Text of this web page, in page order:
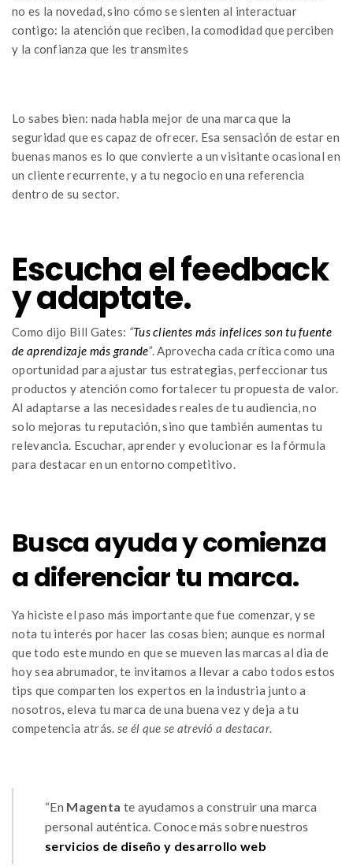
no es la novedad, sino cómo se sienten al interactuar
contigo: la atención que reciben, la comodidad que perciben
y la confianza que les transmites
Lo sabes bien: nada habla mejor de una marca que la
seguridad que es capaz de ofrecer. Esa sensación de estar en
buenas manos es lo que convierte a un visitante ocasional en
un cliente recurrente, y a tu negocio en una referencia
dentro de su sector.
Escucha el feedback
y adaptate.
Como dijo Bill Gates: “Tus clientes más infelices son tu fuente
de aprendizaje más grande”. Aprovecha cada crítica como una
oportunidad para ajustar tus estrategias, perfeccionar tus
productos y atención como fortalecer tu propuesta de valor.
Al adaptarse a las necesidades reales de tu audiencia, no
solo mejoras tu reputación, sino que también aumentas tu
relevancia. Escuchar, aprender y evolucionar es la fórmula
para destacar en un entorno competitivo.
Busca ayuda y comienza
a diferenciar tu marca.
Ya hiciste el paso más importante que fue comenzar, y se
nota tu interés por hacer las cosas bien; aunque es normal
que todo este mundo en que se mueven las marcas al dia de
hoy sea abrumador, te invitamos a llevar a cabo todos estos
tips que comparten los expertos en la industria junto a
nosotros, eleva tu marca de una buena vez y deja a tu
competencia atrás. se él que se atrevió a destacar.
“En Magenta te ayudamos a construir una marca
personal auténtica. Conoce más sobre nuestros
servicios de diseño y desarrollo web